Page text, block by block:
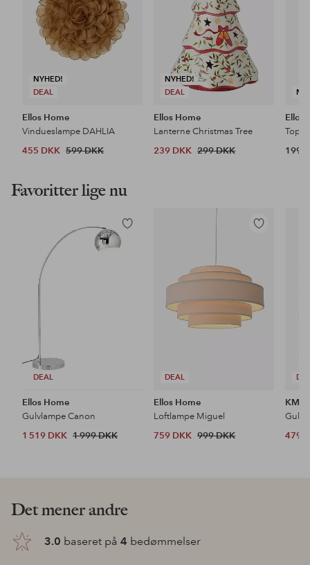
NYHED!
DEAL
Ellos Home
Vindueslampe DAHLIA
455 DKK 599 DKK
NYHED!
DEAL
Ellos Home
Lanterne Christmas Tree
239 DKK 299 DKK
Ellos
199
Favoritter lige nu
DEAL
Tilføj
til
Ellos Home
Gulvlampe Canon
1 519 DKK 1 999 DKK
DEAL
Tilføj
Ellos Home
Loftlampe Miguel
759 DKK 999 DKK
KM
479
Det mener andre
3.0 baseret på 4 bedømmelser